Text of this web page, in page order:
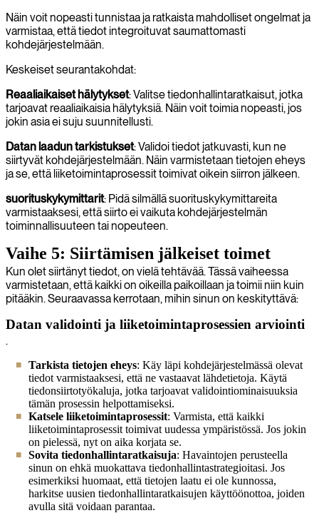
Näin voit nopeasti tunnistaa ja ratkaista mahdolliset ongelmat ja
varmistaa, että tiedot integroituvat saumattomasti
kohdejärjestelmään.
Keskeiset seurantakohdat:
Reaaliaikaiset hälytykset: Valitse tiedonhallintaratkaisut, jotka
tarjoavat reaaliaikaisia hälytyksiä. Näin voit toimia nopeasti, jos
jokin asia ei suju suunnitellusti.
Datan laadun tarkistukset: Validoi tiedot jatkuvasti, kun ne
siirtyvät kohdejärjestelmään. Näin varmistetaan tietojen eheys
ja se, että liiketoimintaprosessit toimivat oikein siirron jälkeen.
suorituskykymittarit: Pidä silmällä suorituskykymittareita
varmistaaksesi, että siirto ei vaikuta kohdejärjestelmän
toiminnallisuuteen tai nopeuteen.
Vaihe 5: Siirtämisen jälkeiset toimet
Kun olet siirtänyt tiedot, on vielä tehtävää. Tässä vaiheessa
varmistetaan, että kaikki on oikeilla paikoillaan ja toimii niin kuin
pitääkin. Seuraavassa kerrotaan, mihin sinun on keskityttävä:
Datan validointi ja liiketoimintaprosessien arviointi
.
Tarkista tietojen eheys: Käy läpi kohdejärjestelmässä olevat
tiedot varmistaaksesi, että ne vastaavat lähdetietoja. Käytä
tiedonsiirtotyökaluja, jotka tarjoavat validointiominaisuuksia
tämän prosessin helpottamiseksi.
Katsele liiketoimintaprosessit: Varmista, että kaikki
liiketoimintaprosessit toimivat uudessa ympäristössä. Jos jokin
on pielessä, nyt on aika korjata se.
Sovita tiedonhallintaratkaisuja: Havaintojen perusteella
sinun on ehkä muokattava tiedonhallintastrategioitasi. Jos
esimerkiksi huomaat, että tietojen laatu ei ole kunnossa,
harkitse uusien tiedonhallintaratkaisujen käyttöönottoa, joiden
avulla sitä voidaan parantaa.